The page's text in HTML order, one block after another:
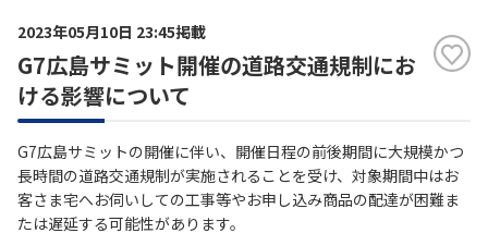
よくあるご質問
各種ダウンロード
2023年05月10日 23:45掲載
G7広島サミット開催の道路交通規制にお
ける影響について
G7広島サミットの開催に伴い、開催日程の前後期間に大規模かつ
長時間の道路交通規制が実施されることを受け、対象期間中はお
客さま宅へお伺いしての工事等やお申し込み商品の配達が困難ま
たは遅延する可能性があります。